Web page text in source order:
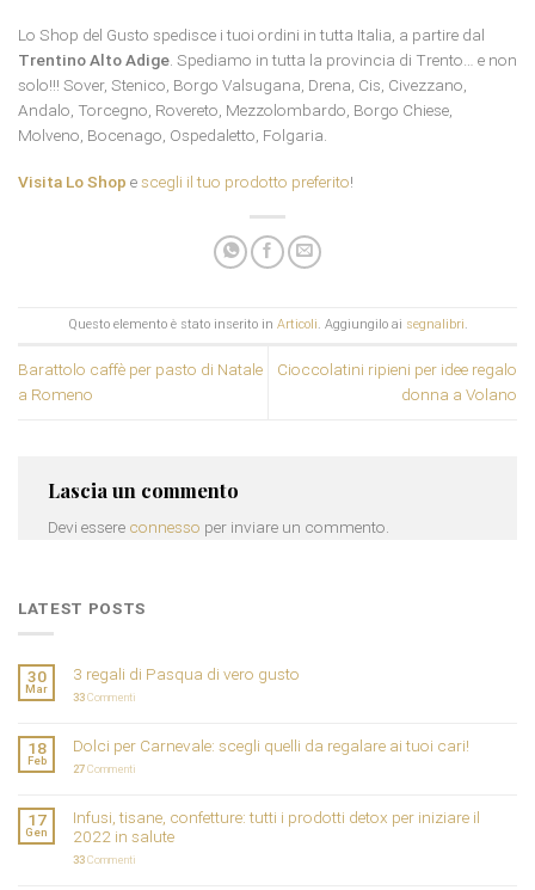
Lo Shop del Gusto spedisce i tuoi ordini in tutta Italia, a partire dal
Trentino Alto Adige . Spediamo in tutta la provincia di Trento… e non
solo!!! Sover, Stenico, Borgo Valsugana, Drena, Cis, Civezzano,
Andalo, Torcegno, Rovereto, Mezzolombardo, Borgo Chiese,
Molveno, Bocenago, Ospedaletto, Folgaria.
Visita Lo Shop escegli il tuo prodotto preferito!
Questo elemento è stato inserito in Articoli. Aggiungilo ai segnalibri.
Barattolo caffè per pasto di Natale
a Romeno
Cioccolatini ripieni per idee regalo
donna a Volano
Lascia un commento
Devi essere connesso per inviare un commento.
LATEST POSTS
30
Mar
3 regali di Pasqua di vero gusto
33Commenti
18
Feb
Dolci per Carnevale: scegli quelli da regalare ai tuoi cari!
27Commenti
17
Gen
Infusi, tisane, confetture: tutti i prodotti detox per iniziare il
2022 in salute
33Commenti